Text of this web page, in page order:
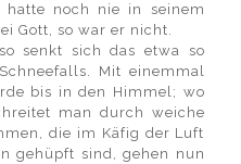
noch nie in seinem
Gott, so war er nicht.
senkt sich das etwa so
Mit einemmal
bis in den Himmel; wo
man durch weiche
die im Käfig der Luft
gehüpft sind, gehen nun